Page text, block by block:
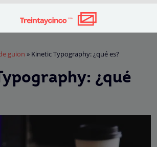
guion » Kinetic Typography: ¿qué es?
¿qué